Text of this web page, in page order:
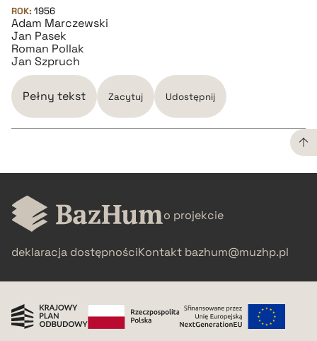
pobierz cytat
ROK: 1956
Adam Marczewski
Jan Pasek
Roman Pollak
Jan Szpruch
Pełny tekst Zacytuj Udostępnij
CZYSTY TEKST
pobierz cytat
BIBTEX
o projekcie
deklaracja dostępnościKontakt bazhum@muzhp.pl